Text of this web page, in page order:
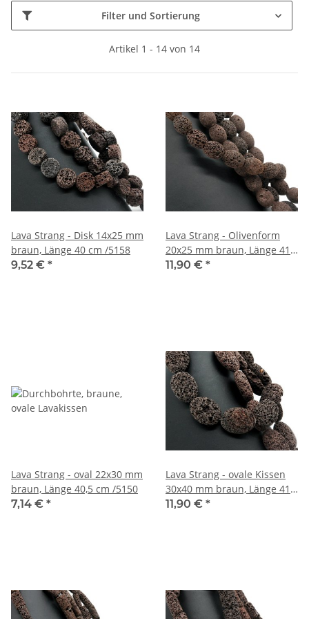
Filter und Sortierung
Artikel 1 - 14 von 14
Lava Strang - Disk 14x25 mm
braun, Länge 40 cm /5158
9,52 € *
Lava Strang - Olivenform
20x25 mm braun, Länge 41
cm /5153
11,90 € *
Lava Strang - oval 22x30 mm
braun, Länge 40,5 cm /5150
7,14 € *
Lava Strang - ovale Kissen
30x40 mm braun, Länge 41
cm /5154
11,90 € *